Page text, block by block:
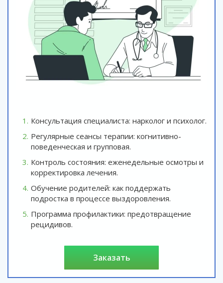
Консультация специалиста: нарколог и психолог.
Регулярные сеансы терапии: когнитивно-
поведенческая и групповая.
Контроль состояния: еженедельные осмотры и
корректировка лечения.
Обучение родителей: как поддержать
подростка в процессе выздоровления.
Программа профилактики: предотвращение
рецидивов.
заказать